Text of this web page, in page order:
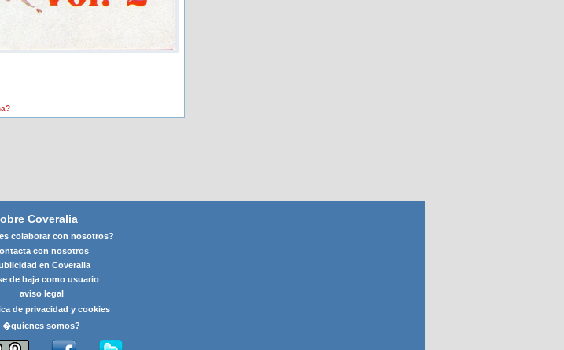
Coveralia
colaborar con nosotros?
con nosotros
en Coveralia
de baja como usuario
aviso legal
de privacidad y cookies
�quienes somos?